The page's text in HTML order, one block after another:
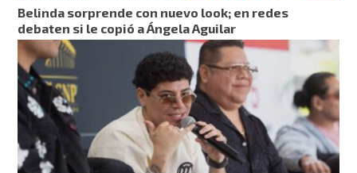
Belinda sorprende con nuevo look; en redes
debaten si le copió a Ángela Aguilar